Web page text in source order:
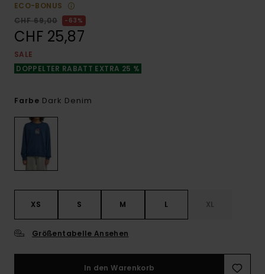
ECO-BONUS
CHF 69,00
63%
CHF 25,87
SALE
DOPPELTER RABATT EXTRA 25 %
Farbe Dark Denim
XS S M L XL
Größentabelle Ansehen
In den Warenkorb